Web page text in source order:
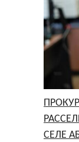
СЕЛЕ